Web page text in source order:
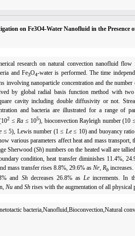
Numerical Investigation on Fe3O4-Water
In this study, numerical research on natural
magnetotactic bacteria and Fe3O4-water is
governing equations involving nanoparticle
is numerically solved by global radial basis
conditions in a square cavity including double
isolines of concentration and bacteria are
Rayleigh number (102≤Ra≤ 105), bioconvection
number (0.01 ≤Pe≤ 5), Lewis number (1 ≤Le≤ 10)
≤ 10). To inspect how various parameters affect heat
(Nu) and the average Sherwood ( Sh) numbers on the
the case of first boundary condition, heat transfer
R b,Peincreases, and mass transfer rises 8.8%, 29.6%
Nuincreases 6.13% andSh decreases 26.8% as
boundary condition,NuandShrises with the
Fe3O4-water,magnetotactic